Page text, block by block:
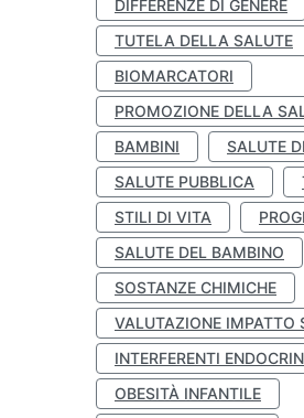
DIFFERENZE DI GENERE
TUTELA DELLA SALUTE
BIOMARCATORI
PROMOZIONE DELLA
BAMBINI
SALUTE
SALUTE PUBBLICA
STILI DI VITA
SALUTE DEL BAMBINO
SOSTANZE CHIMICHE
VALUTAZIONE IMPATTO
INTERFERENTI
OBESITÀ INFANTILE